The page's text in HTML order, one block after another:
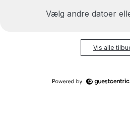
Vælg andre datoer
Vis alle